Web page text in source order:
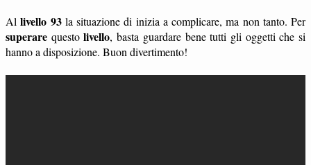
Allivello 93la situazione di inizia a complicare, ma non tanto. Per
superare questolivello, basta guardare bene tutti gli oggetti che si
hanno a disposizione. Buon divertimento!